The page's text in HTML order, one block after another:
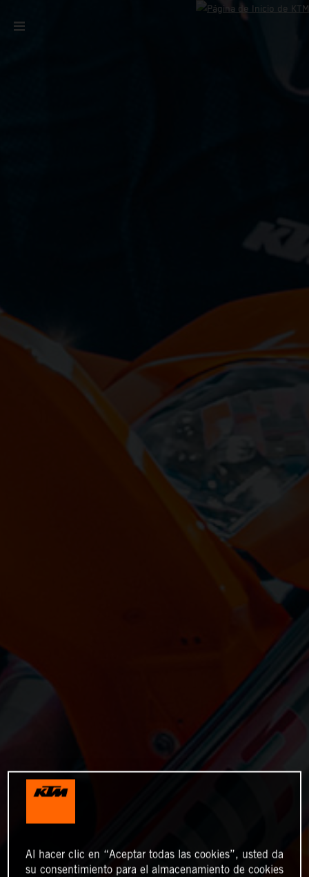
Al hacer clic en “Aceptar todas las cookies”, usted da
su consentimiento para el almacenamiento de cookies